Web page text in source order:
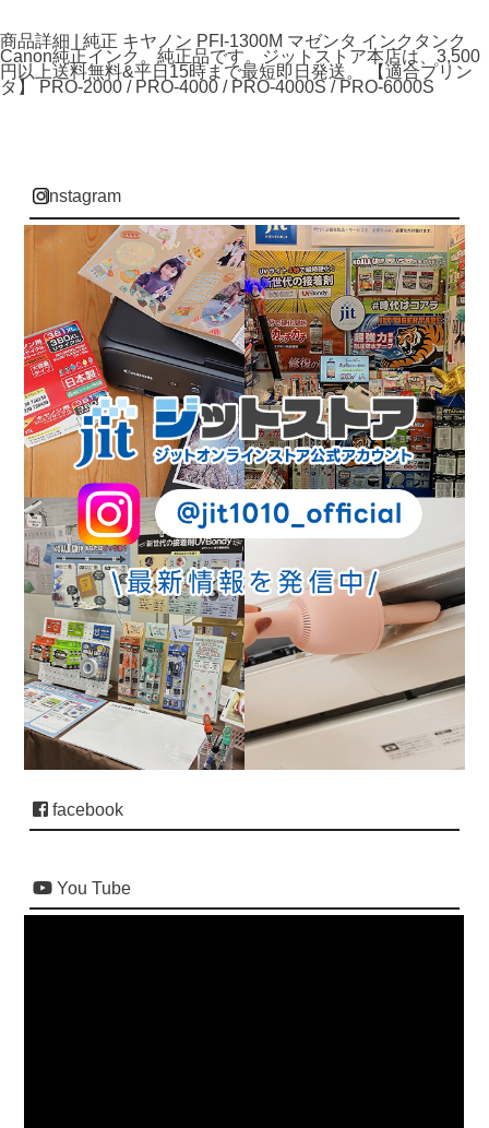
商品詳細 | 純正 キヤノン PFI-1300M マゼンタ インクタンク
Canon純正インク。純正品です。ジットストア本店は、3,500
円以上送料無料&平日15時まで最短即日発送。 【適合プリン
タ】 PRO-2000 / PRO-4000 / PRO-4000S / PRO-6000S
instagram
facebook
You Tube